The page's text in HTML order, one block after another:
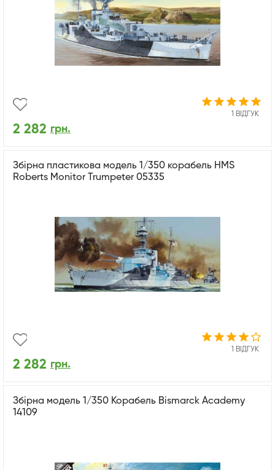
1 ВІДГУК
2 282 грн.
Збірна пластикова модель 1/350 корабель HMS
Roberts Monitor Trumpeter 05335
1 ВІДГУК
2 282 грн.
Збірна модель 1/350 Корабель Bismarck Academy
14109